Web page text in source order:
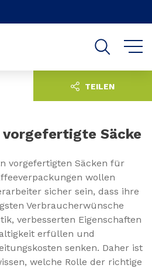
Säcke
vorgefertigten Säcken für
wollen
sicher sein, dass ihre
Verbraucherwünsche
verbesserten Eigenschaften
erfüllen und
senken. Daher ist
welche Rolle der richtige
TEILEN